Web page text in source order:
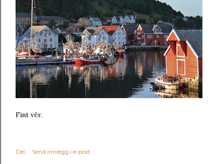
Fint vêr.
Del Send innlegg i e-post